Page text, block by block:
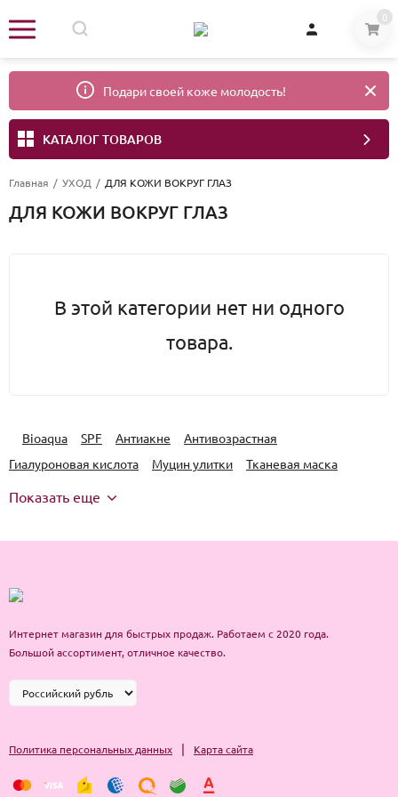
0
Подари своей коже молодость!
КАТАЛОГ ТОВАРОВ
Главная / УХОД / ДЛЯ КОЖИ ВОКРУГ ГЛАЗ
ДЛЯ КОЖИ ВОКРУГ ГЛАЗ
В этой категории нет ни одного
товара.
Bioaqua SPF Антиакне
Антивозрастная
Гиалуроновая кислота
Муцин улитки Тканевая маска
Показать еще
Интернет магазин для быстрых продаж. Работаем с 2020 года.
Большой ассортимент, отличное качество.
Политика персональных данных | Карта сайта